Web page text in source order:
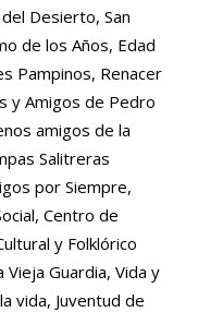
Desierto, San
de los Años, Edad
Pampinos, Renacer
y Amigos de Pedro
amigos de la
Salitreras
por Siempre,
Centro de
y Folklórico
Vieja Guardia, Vida y
vida, Juventud de